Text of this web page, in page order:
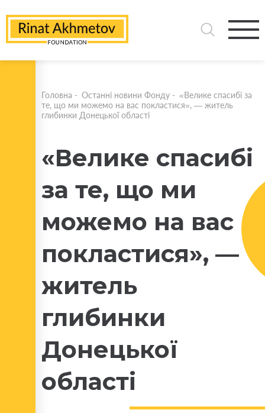
Головна - Останні новини Фонду - «Велике спасибі за
те, що ми можемо на вас покластися», — житель
глибинки Донецької області
«Велике спасибі
за те, що ми
можемо на вас
покластися», —
житель
глибинки
Донецької
області